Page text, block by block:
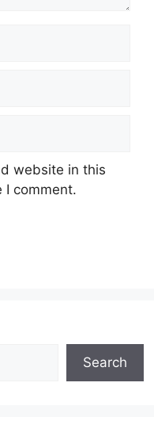
website in this
I comment.
Search